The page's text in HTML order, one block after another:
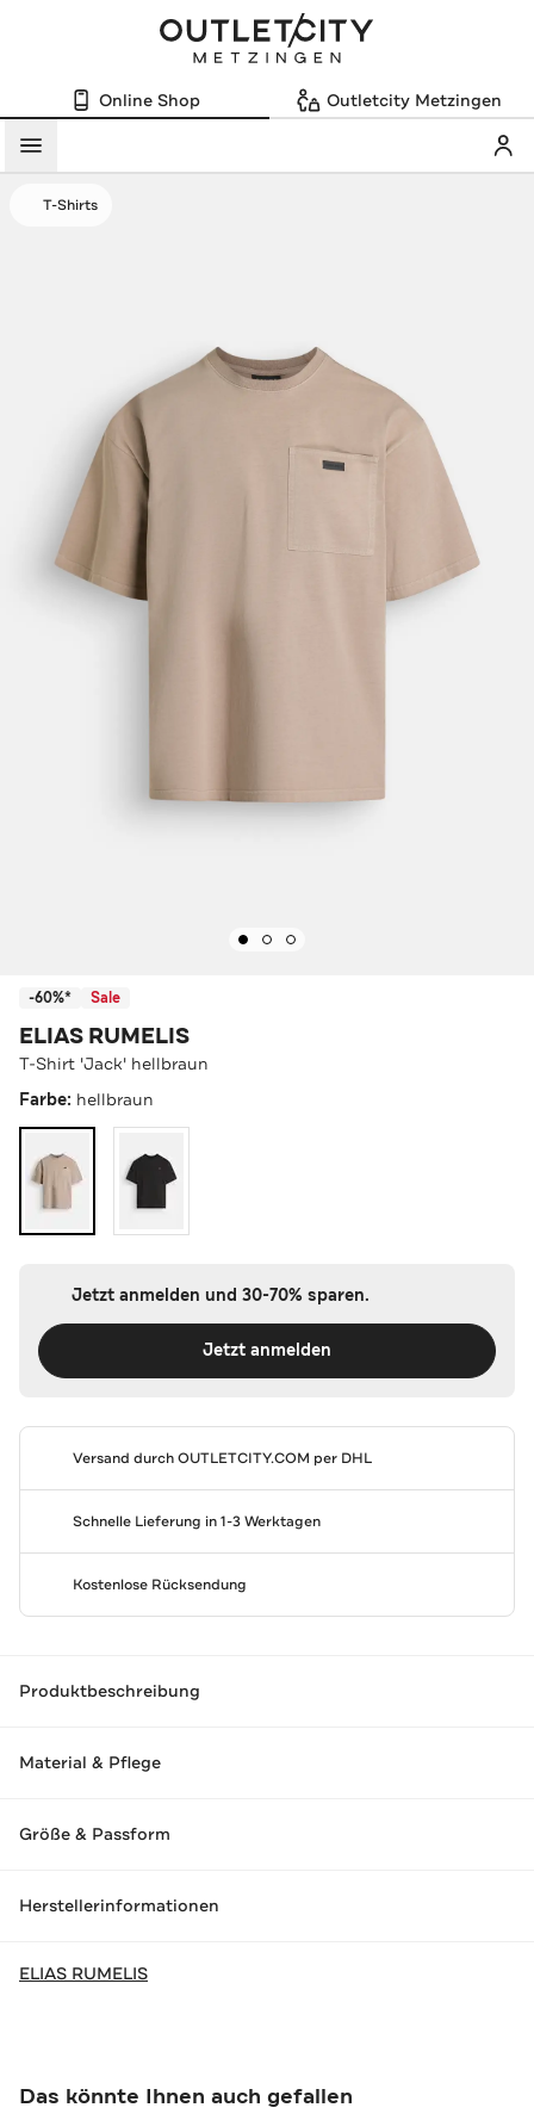
Online Shop Outletcity Metzingen
Menü
T-Shirts
-60%* Sale
ELIAS RUMELIS
T-Shirt 'Jack' hellbraun
Farbe: hellbraun
Jetzt anmelden und 30-70% sparen.
Jetzt anmelden
Versand durchOUTLETCITY.COM per DHL
Schnelle Lieferung in 1-3 Werktagen
Kostenlose Rücksendung
Produktbeschreibung
Material & Pflege
Größe & Passform
Herstellerinformationen
ELIAS RUMELIS
Das könnte Ihnen auch gefallen